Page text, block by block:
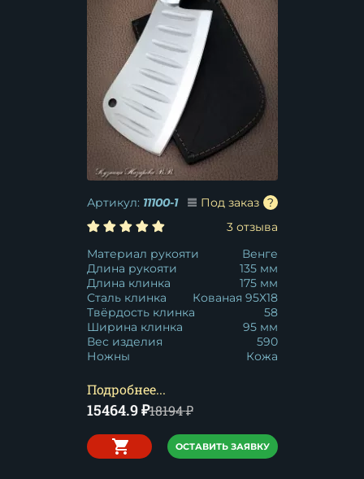
Артикул: 11100-1
Под заказ
3 отзыва
Материал рукояти
Венге
Длина рукояти
135 мм
Длина клинка
175 мм
Сталь клинка
Кованая 95Х18
Твёрдость клинка
58
Ширина клинка
95 мм
Вес изделия
590
Ножны
Кожа
Подробнее...
15464.9₽18194₽
ОСТАВИТЬ ЗАЯВКУ